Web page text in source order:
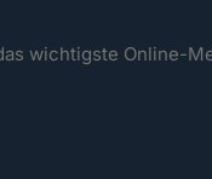
wichtigste Online-